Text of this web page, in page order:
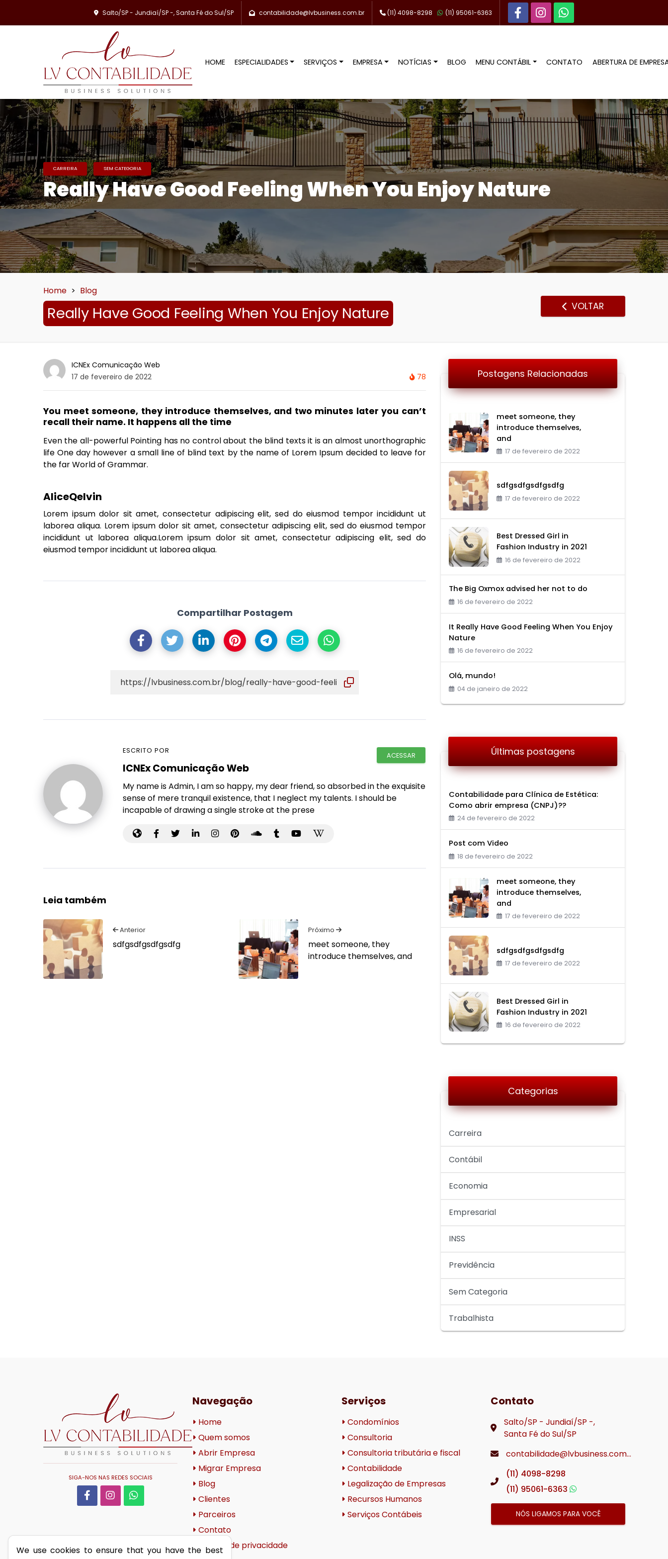
Salto/SP - Jundiaí/SP -, Santa Fé do Sul/SP contabilidade@lvbusiness.com.br (11) 4098-8298 (11) 95061-6363
HOME ESPECIALIDADES SERVIÇOS EMPRESA NOTÍCIAS BLOG MENU CONTÁBIL CONTATO ABERTURA DE
CARREIRA SEM CATEGORIA
Really Have Good Feeling When You Enjoy Nature
Home > Blog
Really Have Good Feeling When You Enjoy Nature VOLTAR
ICNEx Comunicação Web
17 de fevereiro de 2022
78
You meet someone, they introduce themselves, and two minutes later you can’t
recall their name. It happens all the time
Even the all-powerful Pointing has no control about the blind texts it is an almost unorthographic
life One day however a small line of blind text by the name of Lorem Ipsum decided to leave for
the far World of Grammar.
AliceQelvin
Lorem ipsum dolor sit amet, consectetur adipiscing elit, sed do eiusmod tempor incididunt ut
laborea aliqua. Lorem ipsum dolor sit amet, consectetur adipiscing elit, sed do eiusmod tempor
incididunt ut laborea aliqua.Lorem ipsum dolor sit amet, consectetur adipiscing elit, sed do
eiusmod tempor incididunt ut laborea aliqua.
Compartilhar Postagem
ACESSAR
ESCRITO POR
ICNEx Comunicação Web
My name is Admin, I am so happy, my dear friend, so absorbed in the exquisite
sense of mere tranquil existence, that I neglect my talents. I should be
incapable of drawing a single stroke at the prese
Leia também
Navegação
de
Post
Anterior
Post
sdfgsdfgsdfgsdfg
Próximo
Próximo
Post:
meet someone, they
introduce themselves, and
Postagens Relacionadas
meet someone, they
introduce themselves,
and
17 de fevereiro de 2022
sdfgsdfgsdfgsdfg
17 de fevereiro de 2022
Best Dressed Girl in
Fashion Industry in 2021
16 de fevereiro de 2022
The Big Oxmox advised her not to do
16 de fevereiro de 2022
It Really Have Good Feeling When You Enjoy
Nature
16 de fevereiro de 2022
Olá, mundo!
04 de janeiro de 2022
Últimas postagens
Contabilidade para Clí­nica de Estética:
Como abrir empresa (CNPJ)??
24 de fevereiro de 2022
Post com Video
18 de fevereiro de 2022
meet someone, they
introduce themselves,
and
17 de fevereiro de 2022
sdfgsdfgsdfgsdfg
17 de fevereiro de 2022
Best Dressed Girl in
Fashion Industry in 2021
16 de fevereiro de 2022
Categorias
Carreira
Contábil
Economia
Empresarial
INSS
Previdência
Sem Categoria
Trabalhista
SIGA-NOS NAS REDES SOCIAIS
Navegação
Home
Quem somos
Abrir Empresa
Migrar Empresa
Blog
Clientes
Parceiros
Contato
Política de privacidade
Serviços
Condomínios
Consultoria
Consultoria tributária e fiscal
Contabilidade
Legalização de Empresas
Recursos Humanos
Serviços Contábeis
Contato
Salto/SP - Jundiaí/SP -,
Santa Fé do Sul/SP
contabilidade@lvbusiness.com.br
(11) 4098-8298
(11) 95061-6363
NÓS LIGAMOS PARA VOCÊ
We use cookies to ensure that you have the best